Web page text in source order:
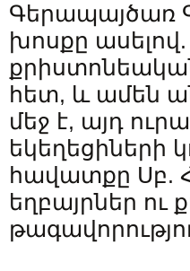
Գերապայծառ
խոսքը
հետ, և ամեն
մեջ է, այդ
եկեղեցիների
հավատքը Սբ.
եղբայրներ ու